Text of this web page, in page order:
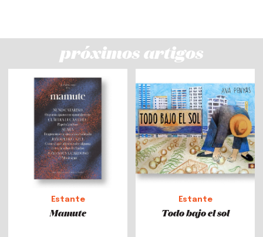
próximos artigos
Estante
Mamute
Estante
Todo bajo el sol